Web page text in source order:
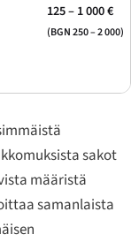
125 – 1 000 €
(BGN 250 – 2 000)
sakot
määristä
samanlaista